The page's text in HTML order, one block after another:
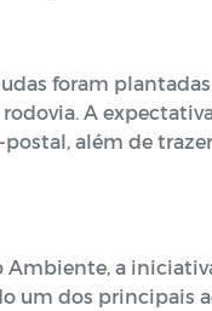
foram
A
além de
Ambiente, a
um dos principais